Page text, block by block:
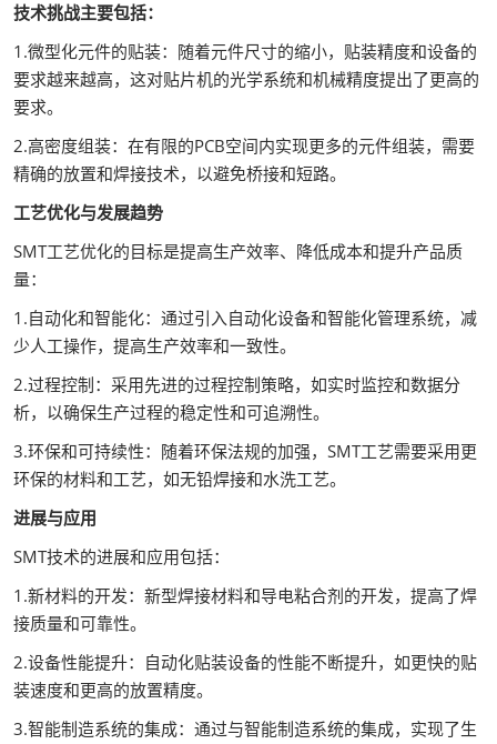
技术挑战主要包括：
1.微型化元件的贴装：随着元件尺寸的缩小，贴装精度和设备的
要求越来越高，这对贴片机的光学系统和机械精度提出了更高的
要求。
2.高密度组装：在有限的PCB空间内实现更多的元件组装，需要
精确的放置和焊接技术，以避免桥接和短路。
工艺优化与发展趋势
SMT工艺优化的目标是提高生产效率、降低成本和提升产品质
量：
1.自动化和智能化：通过引入自动化设备和智能化管理系统，减
少人工操作，提高生产效率和一致性。
2.过程控制：采用先进的过程控制策略，如实时监控和数据分
析，以确保生产过程的稳定性和可追溯性。
3.环保和可持续性：随着环保法规的加强，SMT工艺需要采用更
环保的材料和工艺，如无铅焊接和水洗工艺。
进展与应用
SMT技术的进展和应用包括：
1.新材料的开发：新型焊接材料和导电粘合剂的开发，提高了焊
接质量和可靠性。
2.设备性能提升：自动化贴装设备的性能不断提升，如更快的贴
装速度和更高的放置精度。
3.智能制造系统的集成：通过与智能制造系统的集成，实现了生